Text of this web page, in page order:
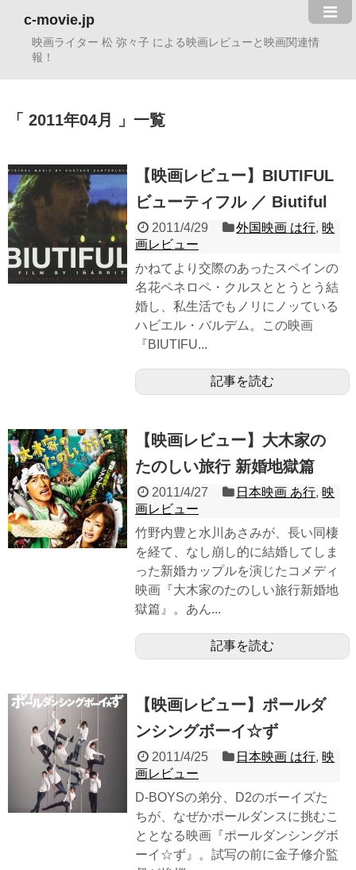
c-movie.jp
映画ライター 松 弥々子 による映画レビューと映画関連情
報！
2011年04月 一覧
【映画レビュー】BIUTIFUL
ビューティフル ／ Biutiful
2011/4/29 外国映画 は行, 映
画レビュー
かねてより交際のあったスペインの
名花ペネロペ・クルスととうとう結
婚し、私生活でもノリにノッている
ハビエル・バルデム。この映画
『BIUTIFU...
記事を読む
【映画レビュー】大木家の
たのしい旅行 新婚地獄篇
2011/4/27 日本映画 あ行, 映
画レビュー
竹野内豊と水川あさみが、長い同棲
を経て、なし崩し的に結婚してしま
った新婚カップルを演じたコメディ
映画『大木家のたのしい旅行新婚地
獄篇』。あん...
記事を読む
【映画レビュー】ポールダ
ンシングボーイ☆ず
2011/4/25 日本映画 は行, 映
画レビュー
D-BOYSの弟分、D2のボーイズた
ちが、なぜかポールダンスに挑むこ
ととなる映画『ポールダンシングボ
ーイ☆ず』。試写の前に金子修介監